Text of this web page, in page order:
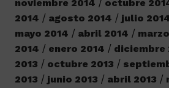
noviembre 2014
octubre
2014
agosto 2014 julio
mayo 2014
abril 2014
2014
enero 2014 diciembre
2013
octubre 2013
2013
junio 2013 abril 2013